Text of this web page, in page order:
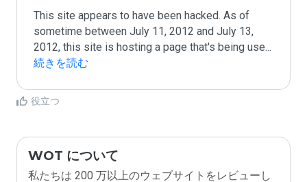
This site appears to have been hacked. As of
sometime between July 11, 2012 and July 13,
2012, this site is hosting a page that's being use...
続きを読む
役立つ
WOT について
私たちは 200 万以上のウェブサイトをレビューし